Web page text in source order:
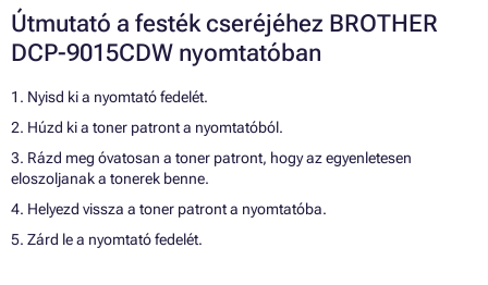
Útmutató a festék cseréjéhez BROTHER
DCP-9015CDW nyomtatóban
1. Nyisd ki a nyomtató fedelét.
2. Húzd ki a toner patront a nyomtatóból.
3. Rázd meg óvatosan a toner patront, hogy az egyenletesen
eloszoljanak a tonerek benne.
4. Helyezd vissza a toner patront a nyomtatóba.
5. Zárd le a nyomtató fedelét.